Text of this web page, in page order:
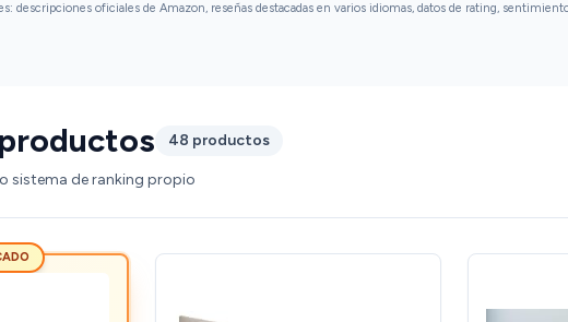
descripciones oficiales de Amazon, reseñas destacadas en varios idiomas, datos de rating,
48 productos
sistema de ranking propio